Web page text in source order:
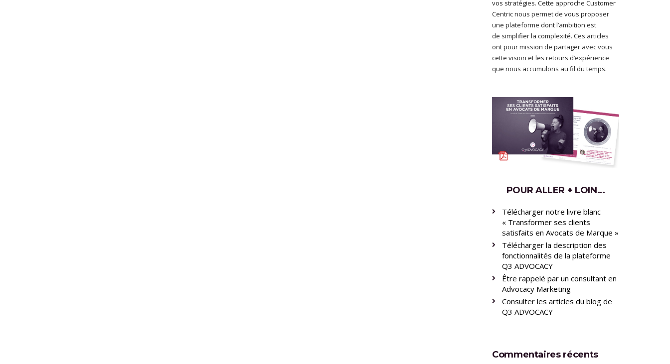
vos stratégies. Cette approche Customer
Centric nous permet de vous proposer
une plateforme dont l’ambition est
de simplifier la complexité. Ces articles
ont pour mission de partager avec vous
cette vision et les retours d’expérience
que nous accumulons au fil du temps.
POUR ALLER + LOIN…
Télécharger notre livre blanc
« Transformer ses clients
satisfaits en Avocats de Marque »
Télécharger la description des
fonctionnalités de la plateforme
Q3 ADVOCACY
Être rappelé par un consultant en
Advocacy Marketing
Consulter les articles du blog de
Q3 ADVOCACY
Commentaires récents